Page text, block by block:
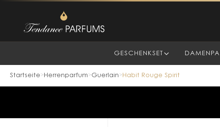
GESCHENKSET
Startseite> Herrenparfum>Guerlain> Habit Rouge Spirit